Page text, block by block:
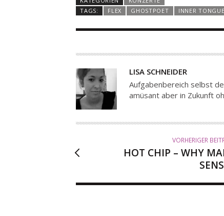
TAGS:
FLEX GHOSTPOET INNER TONGUE
A
U
T
R
LISA SCHNEIDER
Aufgabenbereich selbst
amüsant aber in Zukunft
VORHERIGER
HOT CHIP – WHY